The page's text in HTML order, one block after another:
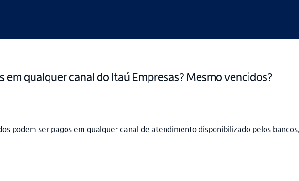
em qualquer canal do Itaú Empresas? Mesmo vencidos?
podem ser pagos em qualquer canal de atendimento disponibilizado pelos